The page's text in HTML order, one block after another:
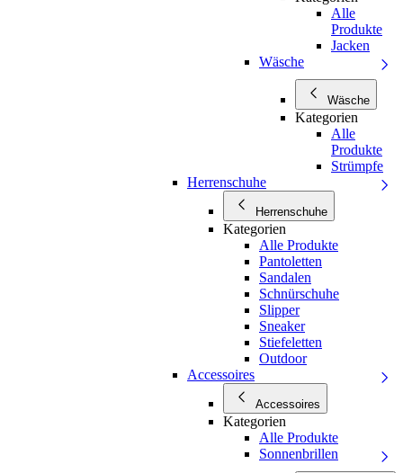
Alle
Produkte
Jacken
Wäsche
Wäsche
Kategorien
Alle
Produkte
Strümpfe
Herrenschuhe
Herrenschuhe
Kategorien
Alle Produkte
Pantoletten
Sandalen
Schnürschuhe
Slipper
Sneaker
Stiefeletten
Outdoor
Accessoires
Accessoires
Kategorien
Alle Produkte
Sonnenbrillen